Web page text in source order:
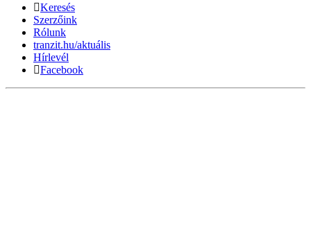
Keresés
Szerzőink
Rólunk
tranzit.hu/aktuális
Hírlevél
Facebook